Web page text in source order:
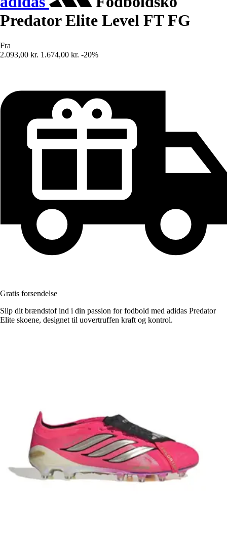
Predator Elite Level FT FG
Fra
2.093,00 kr. 1.674,00 kr. -20%
Gratis forsendelse
Slip dit brændstof ind i din passion for fodbold med adidas Predator
Elite skoene, designet til uovertruffen kraft og kontrol.